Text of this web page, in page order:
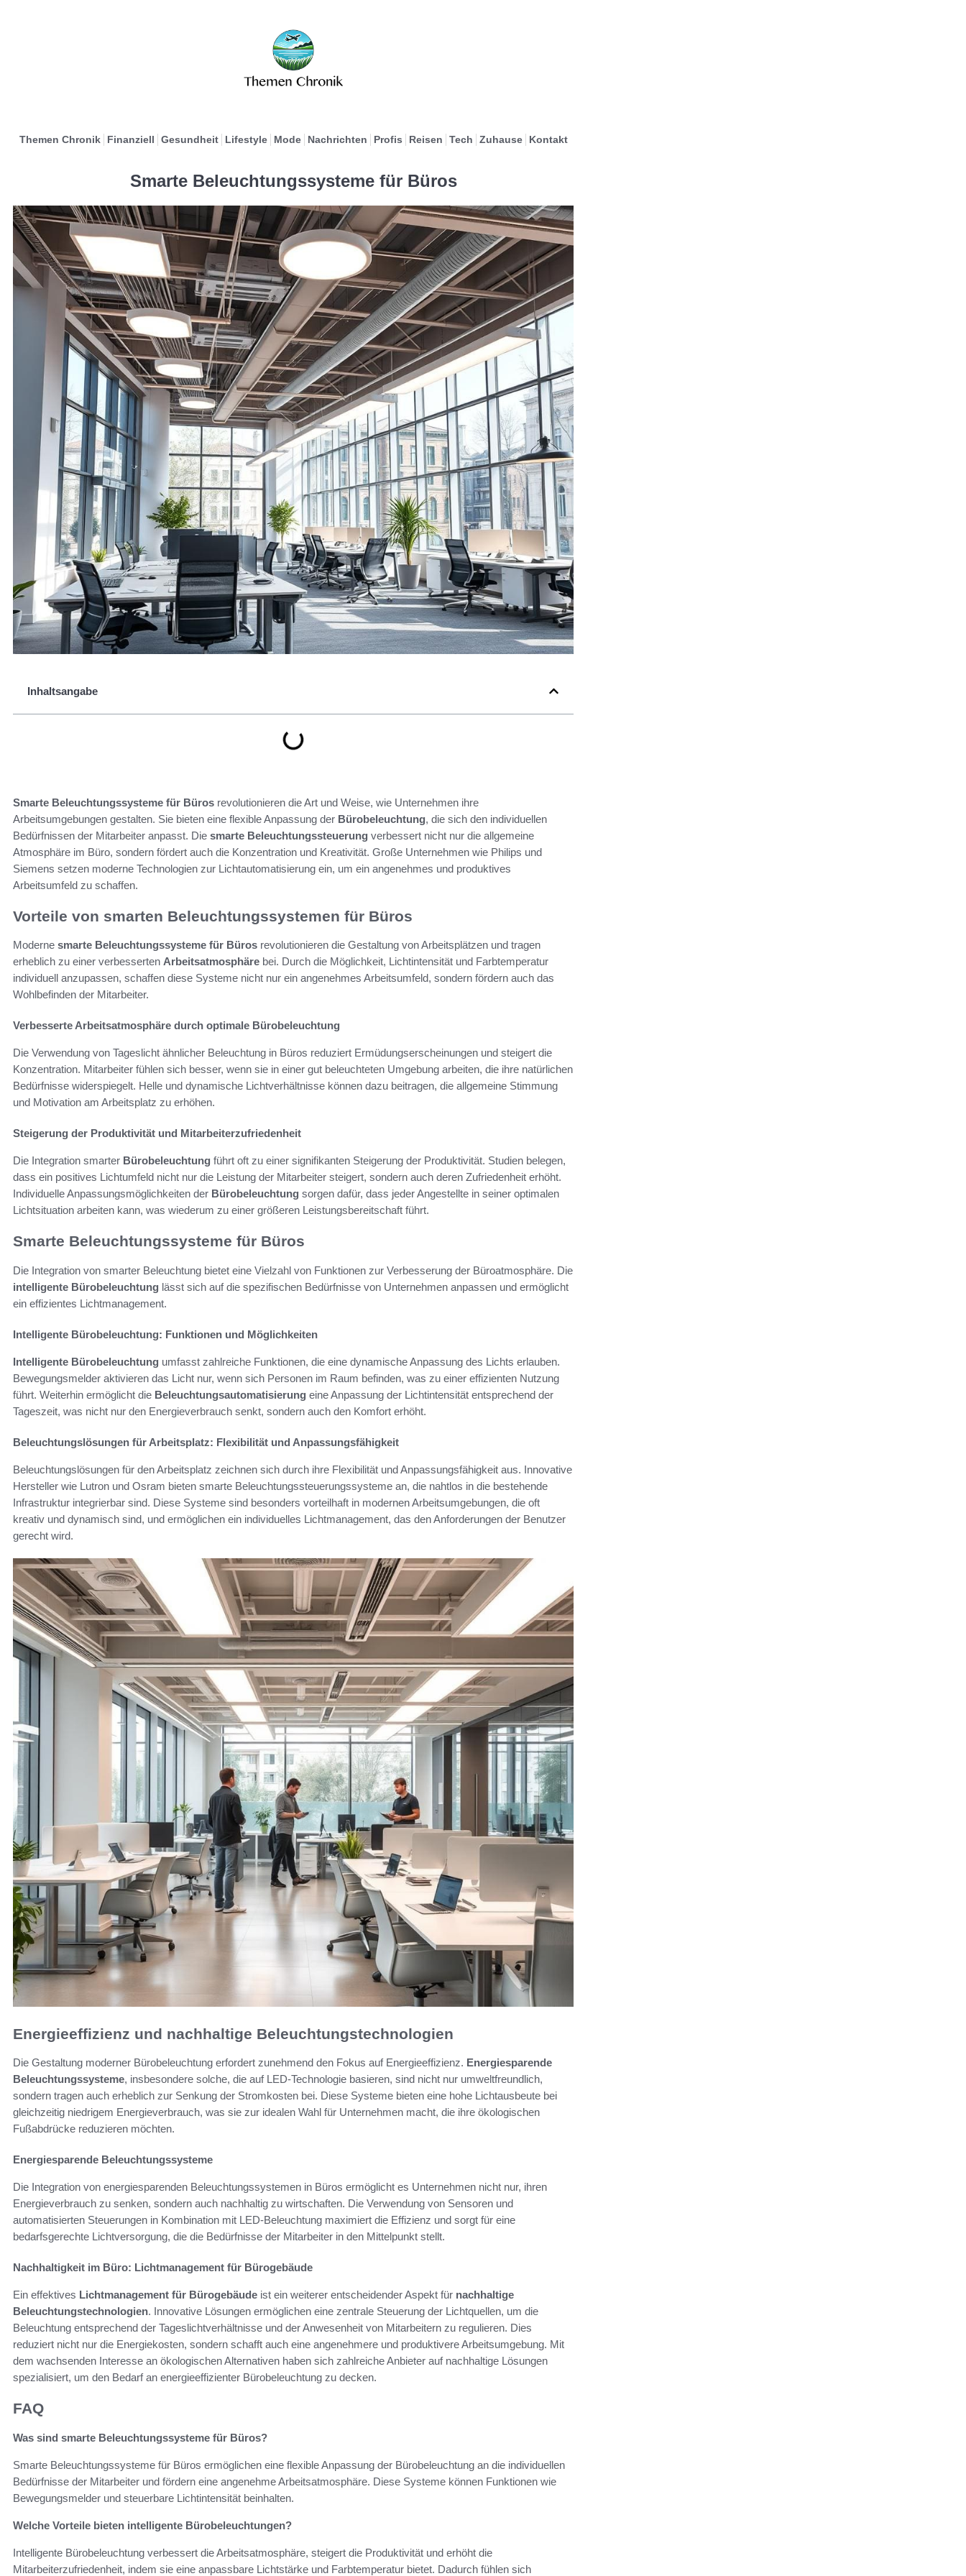
Themen Chronik Finanziell Gesundheit Lifestyle Mode Nachrichten Profis Reisen Tech Zuhause Kontakt
Smarte Beleuchtungssysteme für Büros
Inhaltsangabe
Smarte Beleuchtungssysteme für Büros revolutionieren die Art und Weise, wie Unternehmen ihre
Arbeitsumgebungen gestalten. Sie bieten eine flexible Anpassung der Bürobeleuchtung, die sich den individuellen
Bedürfnissen der Mitarbeiter anpasst. Die smarte Beleuchtungssteuerung verbessert nicht nur die allgemeine
Atmosphäre im Büro, sondern fördert auch die Konzentration und Kreativität. Große Unternehmen wie Philips und
Siemens setzen moderne Technologien zur Lichtautomatisierung ein, um ein angenehmes und produktives
Arbeitsumfeld zu schaffen.
Vorteile von smarten Beleuchtungssystemen für Büros
Moderne smarte Beleuchtungssysteme für Büros revolutionieren die Gestaltung von Arbeitsplätzen und tragen
erheblich zu einer verbesserten Arbeitsatmosphäre bei. Durch die Möglichkeit, Lichtintensität und Farbtemperatur
individuell anzupassen, schaffen diese Systeme nicht nur ein angenehmes Arbeitsumfeld, sondern fördern auch das
Wohlbefinden der Mitarbeiter.
Verbesserte Arbeitsatmosphäre durch optimale Bürobeleuchtung
Die Verwendung von Tageslicht ähnlicher Beleuchtung in Büros reduziert Ermüdungserscheinungen und steigert die
Konzentration. Mitarbeiter fühlen sich besser, wenn sie in einer gut beleuchteten Umgebung arbeiten, die ihre natürlichen
Bedürfnisse widerspiegelt. Helle und dynamische Lichtverhältnisse können dazu beitragen, die allgemeine Stimmung
und Motivation am Arbeitsplatz zu erhöhen.
Steigerung der Produktivität und Mitarbeiterzufriedenheit
Die Integration smarter Bürobeleuchtung führt oft zu einer signifikanten Steigerung der Produktivität. Studien belegen,
dass ein positives Lichtumfeld nicht nur die Leistung der Mitarbeiter steigert, sondern auch deren Zufriedenheit erhöht.
Individuelle Anpassungsmöglichkeiten der Bürobeleuchtung sorgen dafür, dass jeder Angestellte in seiner optimalen
Lichtsituation arbeiten kann, was wiederum zu einer größeren Leistungsbereitschaft führt.
Smarte Beleuchtungssysteme für Büros
Die Integration von smarter Beleuchtung bietet eine Vielzahl von Funktionen zur Verbesserung der Büroatmosphäre. Die
intelligente Bürobeleuchtung lässt sich auf die spezifischen Bedürfnisse von Unternehmen anpassen und ermöglicht
ein effizientes Lichtmanagement.
Intelligente Bürobeleuchtung: Funktionen und Möglichkeiten
Intelligente Bürobeleuchtung umfasst zahlreiche Funktionen, die eine dynamische Anpassung des Lichts erlauben.
Bewegungsmelder aktivieren das Licht nur, wenn sich Personen im Raum befinden, was zu einer effizienten Nutzung
führt. Weiterhin ermöglicht die Beleuchtungsautomatisierung eine Anpassung der Lichtintensität entsprechend der
Tageszeit, was nicht nur den Energieverbrauch senkt, sondern auch den Komfort erhöht.
Beleuchtungslösungen für Arbeitsplatz: Flexibilität und Anpassungsfähigkeit
Beleuchtungslösungen für den Arbeitsplatz zeichnen sich durch ihre Flexibilität und Anpassungsfähigkeit aus. Innovative
Hersteller wie Lutron und Osram bieten smarte Beleuchtungssteuerungssysteme an, die nahtlos in die bestehende
Infrastruktur integrierbar sind. Diese Systeme sind besonders vorteilhaft in modernen Arbeitsumgebungen, die oft
kreativ und dynamisch sind, und ermöglichen ein individuelles Lichtmanagement, das den Anforderungen der Benutzer
gerecht wird.
Energieeffizienz und nachhaltige Beleuchtungstechnologien
Die Gestaltung moderner Bürobeleuchtung erfordert zunehmend den Fokus auf Energieeffizienz. Energiesparende
Beleuchtungssysteme, insbesondere solche, die auf LED-Technologie basieren, sind nicht nur umweltfreundlich,
sondern tragen auch erheblich zur Senkung der Stromkosten bei. Diese Systeme bieten eine hohe Lichtausbeute bei
gleichzeitig niedrigem Energieverbrauch, was sie zur idealen Wahl für Unternehmen macht, die ihre ökologischen
Fußabdrücke reduzieren möchten.
Energiesparende Beleuchtungssysteme
Die Integration von energiesparenden Beleuchtungssystemen in Büros ermöglicht es Unternehmen nicht nur, ihren
Energieverbrauch zu senken, sondern auch nachhaltig zu wirtschaften. Die Verwendung von Sensoren und
automatisierten Steuerungen in Kombination mit LED-Beleuchtung maximiert die Effizienz und sorgt für eine
bedarfsgerechte Lichtversorgung, die die Bedürfnisse der Mitarbeiter in den Mittelpunkt stellt.
Nachhaltigkeit im Büro: Lichtmanagement für Bürogebäude
Ein effektives Lichtmanagement für Bürogebäude ist ein weiterer entscheidender Aspekt für nachhaltige
Beleuchtungstechnologien. Innovative Lösungen ermöglichen eine zentrale Steuerung der Lichtquellen, um die
Beleuchtung entsprechend der Tageslichtverhältnisse und der Anwesenheit von Mitarbeitern zu regulieren. Dies
reduziert nicht nur die Energiekosten, sondern schafft auch eine angenehmere und produktivere Arbeitsumgebung. Mit
dem wachsenden Interesse an ökologischen Alternativen haben sich zahlreiche Anbieter auf nachhaltige Lösungen
spezialisiert, um den Bedarf an energieeffizienter Bürobeleuchtung zu decken.
FAQ
Was sind smarte Beleuchtungssysteme für Büros?
Smarte Beleuchtungssysteme für Büros ermöglichen eine flexible Anpassung der Bürobeleuchtung an die individuellen
Bedürfnisse der Mitarbeiter und fördern eine angenehme Arbeitsatmosphäre. Diese Systeme können Funktionen wie
Bewegungsmelder und steuerbare Lichtintensität beinhalten.
Welche Vorteile bieten intelligente Bürobeleuchtungen?
Intelligente Bürobeleuchtung verbessert die Arbeitsatmosphäre, steigert die Produktivität und erhöht die
Mitarbeiterzufriedenheit, indem sie eine anpassbare Lichtstärke und Farbtemperatur bietet. Dadurch fühlen sich